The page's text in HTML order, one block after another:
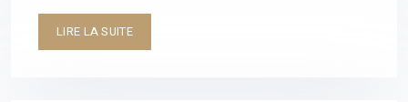
LIRE LA SUITE